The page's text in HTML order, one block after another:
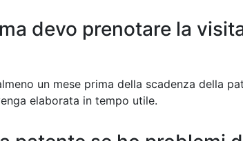
devo prenotare la
un mese prima della scadenza della
elaborata in tempo utile.